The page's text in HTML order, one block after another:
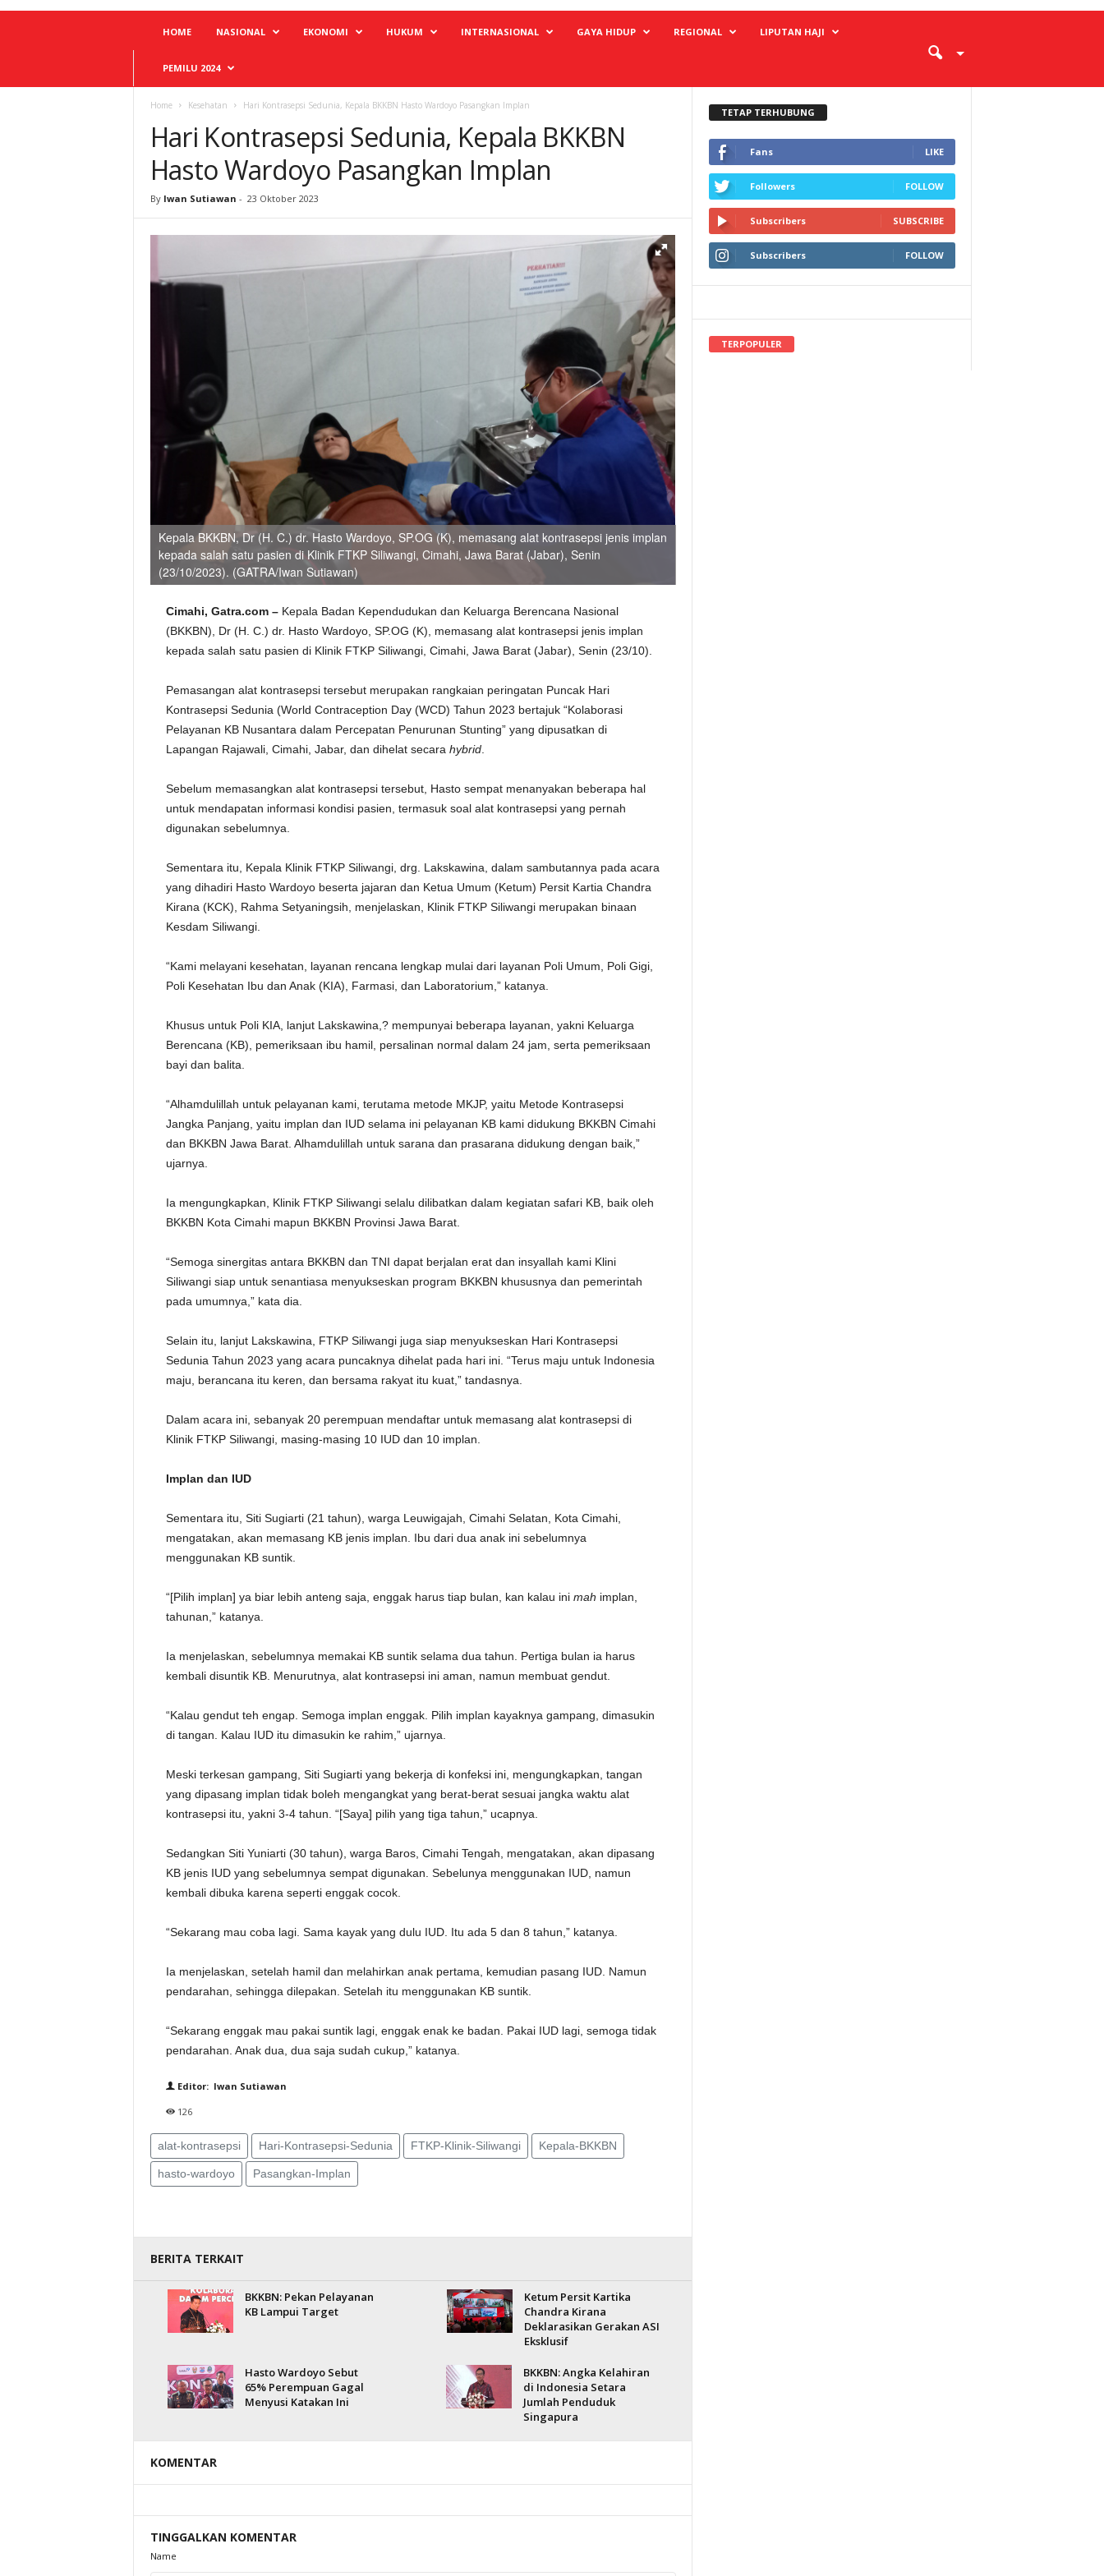
HOME NASIONAL EKONOMI HUKUM INTERNASIONAL GAYA HIDUP REGIONAL LIPUTAN HAJI
PEMILU 2024
Home Kesehatan Hari Kontrasepsi Sedunia, Kepala BKKBN Hasto Wardoyo Pasangkan Implan
Hari Kontrasepsi Sedunia, Kepala BKKBN
Hasto Wardoyo Pasangkan Implan
By Iwan Sutiawan - 23 Oktober 2023
Kepala BKKBN, Dr (H. C.) dr. Hasto Wardoyo, SP.OG (K), memasang alat kontrasepsi jenis implan
kepada salah satu pasien di Klinik FTKP Siliwangi, Cimahi, Jawa Barat (Jabar), Senin
(23/10/2023). (GATRA/Iwan Sutiawan)
Cimahi, Gatra.com – Kepala Badan Kependudukan dan Keluarga Berencana Nasional
(BKKBN), Dr (H. C.) dr. Hasto Wardoyo, SP.OG (K), memasang alat kontrasepsi jenis implan
kepada salah satu pasien di Klinik FTKP Siliwangi, Cimahi, Jawa Barat (Jabar), Senin (23/10).
Pemasangan alat kontrasepsi tersebut merupakan rangkaian peringatan Puncak Hari
Kontrasepsi Sedunia (World Contraception Day (WCD) Tahun 2023 bertajuk “Kolaborasi
Pelayanan KB Nusantara dalam Percepatan Penurunan Stunting” yang dipusatkan di
Lapangan Rajawali, Cimahi, Jabar, dan dihelat secara hybrid.
Sebelum memasangkan alat kontrasepsi tersebut, Hasto sempat menanyakan beberapa hal
untuk mendapatan informasi kondisi pasien, termasuk soal alat kontrasepsi yang pernah
digunakan sebelumnya.
Sementara itu, Kepala Klinik FTKP Siliwangi, drg. Lakskawina, dalam sambutannya pada acara
yang dihadiri Hasto Wardoyo beserta jajaran dan Ketua Umum (Ketum) Persit Kartia Chandra
Kirana (KCK), Rahma Setyaningsih, menjelaskan, Klinik FTKP Siliwangi merupakan binaan
Kesdam Siliwangi.
“Kami melayani kesehatan, layanan rencana lengkap mulai dari layanan Poli Umum, Poli Gigi,
Poli Kesehatan Ibu dan Anak (KIA), Farmasi, dan Laboratorium,” katanya.
Khusus untuk Poli KIA, lanjut Lakskawina,? mempunyai beberapa layanan, yakni Keluarga
Berencana (KB), pemeriksaan ibu hamil, persalinan normal dalam 24 jam, serta pemeriksaan
bayi dan balita.
“Alhamdulillah untuk pelayanan kami, terutama metode MKJP, yaitu Metode Kontrasepsi
Jangka Panjang, yaitu implan dan IUD selama ini pelayanan KB kami didukung BKKBN Cimahi
dan BKKBN Jawa Barat. Alhamdulillah untuk sarana dan prasarana didukung dengan baik,”
ujarnya.
Ia mengungkapkan, Klinik FTKP Siliwangi selalu dilibatkan dalam kegiatan safari KB, baik oleh
BKKBN Kota Cimahi mapun BKKBN Provinsi Jawa Barat.
“Semoga sinergitas antara BKKBN dan TNI dapat berjalan erat dan insyallah kami Klini
Siliwangi siap untuk senantiasa menyukseskan program BKKBN khususnya dan pemerintah
pada umumnya,” kata dia.
Selain itu, lanjut Lakskawina, FTKP Siliwangi juga siap menyukseskan Hari Kontrasepsi
Sedunia Tahun 2023 yang acara puncaknya dihelat pada hari ini. “Terus maju untuk Indonesia
maju, berancana itu keren, dan bersama rakyat itu kuat,” tandasnya.
Dalam acara ini, sebanyak 20 perempuan mendaftar untuk memasang alat kontrasepsi di
Klinik FTKP Siliwangi, masing-masing 10 IUD dan 10 implan.
Implan dan IUD
Sementara itu, Siti Sugiarti (21 tahun), warga Leuwigajah, Cimahi‎ Selatan, Kota Cimahi,
mengatakan, akan memasang KB jenis implan. Ibu dari dua anak ini sebelumnya
menggunakan KB suntik.
“[Pilih implan] ya biar lebih anteng saja, enggak harus tiap bulan, kan kalau ini mah implan,
tahunan,” katanya.
Ia menjelaskan, sebelumnya memakai KB suntik selama dua tahun. Pertiga bulan ia harus
kembali disuntik KB. Menurutnya, alat kontrasepsi ini aman, namun membuat gendut.
“Kalau gendut teh engap. Semoga implan enggak. Pilih implan kayaknya gampang, dimasukin
di tangan. Kalau IUD itu dimasukin ke rahim,” ujarnya.
Meski terkesan gampang, ‎Siti Sugiarti yang bekerja di konfeksi ini, mengungkapkan, tangan
yang dipasang implan tidak boleh mengangkat yang berat-berat sesuai jangka waktu alat
kontrasepsi itu, yakni 3-4 tahun. “[Saya] pilih yang tiga tahun,” ucapnya.
Sedangkan Siti Yuniarti (30 tahun), warga Baros, Cimahi Tengah, mengatakan, akan dipasang
KB jenis IUD yang sebelumnya sempat digunakan. Sebelunya menggunakan IUD, namun
kembali dibuka karena seperti enggak cocok.
“Sekarang mau coba lagi. ‎Sama kayak yang dulu IUD. Itu ada 5 dan 8 tahun,” katanya.
Ia menjelaskan, setelah hamil dan melahirkan anak pertama, kemudian pasang IUD. Namun
pendarahan, sehingga dilepakan. Setelah itu menggunakan KB suntik.
“Sekarang enggak mau pakai suntik lagi, enggak enak ke badan.‎ Pakai IUD lagi, semoga tidak
pendarahan. Anak dua, dua saja sudah cukup,” katanya.
Editor: Iwan Sutiawan
126
alat-kontrasepsi Hari-Kontrasepsi-Sedunia FTKP-Klinik-Siliwangi Kepala-BKKBN
hasto-wardoyo Pasangkan-Implan
BERITA TERKAIT
BKKBN: Pekan Pelayanan
KB Lampui Target
Ketum Persit Kartika
Chandra Kirana
Deklarasikan Gerakan ASI
Eksklusif
Hasto Wardoyo Sebut
65% Perempuan Gagal
Menyusi Katakan Ini
BKKBN: Angka Kelahiran
di Indonesia Setara
Jumlah Penduduk
Singapura
KOMENTAR
TINGGALKAN KOMENTAR
Name
TETAP TERHUBUNG
Fans LIKE
Followers FOLLOW
Subscribers SUBSCRIBE
Subscribers FOLLOW